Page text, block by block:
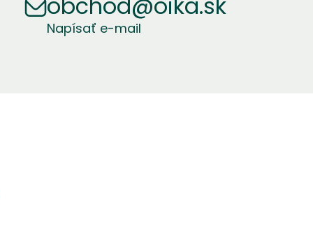
Napísať e-mail